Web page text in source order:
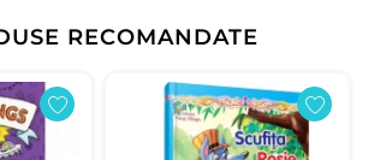
RECOMANDATE